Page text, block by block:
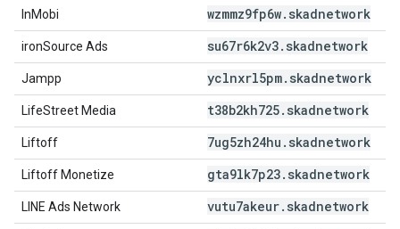
InMobi wzmmz9fp6w. skadnetwork
ironSource Ads su67r6k2v3. skadnetwork
Jampp yclnxrl5pm. skadnetwork
LifeStreet Media t38b2kh725. skadnetwork
Liftoff 7ug5zh24hu . skadnetwork
Liftoff Monetize gta9lk7p23. skadnetwork
LINE Ads Network vutu7akeur. skadnetwork